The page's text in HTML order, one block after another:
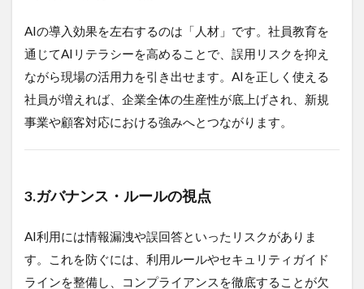
AIの導入効果を左右するのは「人材」です。社員教育を
通じてAIリテラシーを高めることで、誤用リスクを抑え
ながら現場の活用力を引き出せます。AIを正しく使える
社員が増えれば、企業全体の生産性が底上げされ、新規
事業や顧客対応における強みへとつながります。
3.ガバナンス・ルールの視点
AI利用には情報漏洩や誤回答といったリスクがありま
す。これを防ぐには、利用ルールやセキュリティガイド
ラインを整備し、コンプライアンスを徹底することが欠